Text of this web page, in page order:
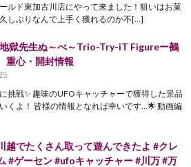
ルド東加古川店にやって来ました！狙いはお菓
しぶりなんで上手く獲れるのか不[…]
獄先生ぬ～べ～Trio-Try-iT Figureー鵺
心・開封情報
挑戦✨ 趣味のUFOキャッチャーで獲得した景品
くよ！ 皆様の情報となれば幸いです…🌟 動画編
越でたくさん取って遊んできたよ #クレ
#ゲーセン #ufoキャッチャー #川万 #万